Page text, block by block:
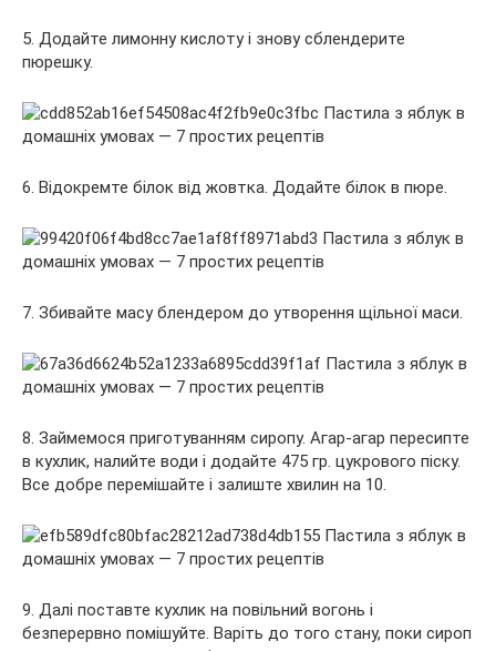
5. Додайте лимонну кислоту і знову сблендерите
пюрешку.
6. Відокремте білок від жовтка. Додайте білок в пюре.
7. Збивайте масу блендером до утворення щільної маси.
8. Займемося приготуванням сиропу. Агар-агар пересипте
в кухлик, налийте води і додайте 475 гр. цукрового піску.
Все добре перемішайте і залиште хвилин на 10.
9. Далі поставте кухлик на повільний вогонь і
безперервно помішуйте. Варіть до того стану, поки сироп